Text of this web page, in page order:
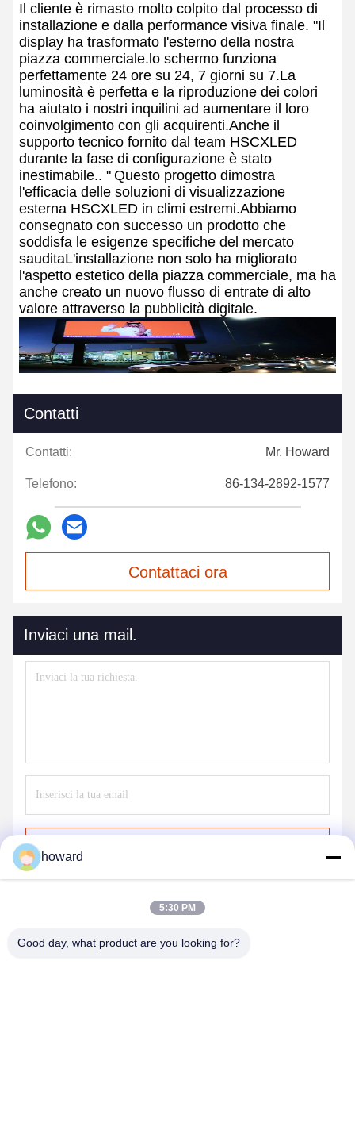
Il cliente è rimasto molto colpito dal processo di
installazione e dalla performance visiva finale. "Il
display ha trasformato l'esterno della nostra
piazza commerciale.lo schermo funziona
perfettamente 24 ore su 24, 7 giorni su 7.La
luminosità è perfetta e la riproduzione dei colori
ha aiutato i nostri inquilini ad aumentare il loro
coinvolgimento con gli acquirenti.Anche il
supporto tecnico fornito dal team HSCXLED
durante la fase di configurazione è stato
inestimabile.. " Questo progetto dimostra
l'efficacia delle soluzioni di visualizzazione
esterna HSCXLED in climi estremi.Abbiamo
consegnato con successo un prodotto che
soddisfa le esigenze specifiche del mercato
sauditaL'installazione non solo ha migliorato
l'aspetto estetico della piazza commerciale, ma ha
anche creato un nuovo flusso di entrate di alto
valore attraverso la pubblicità digitale.
Contatti
Contatti: Mr. Howard
Telefono: 86-134-2892-1577
Contattaci ora
Inviaci una mail.
howard
5:30 PM
Good day, what product are you looking for?